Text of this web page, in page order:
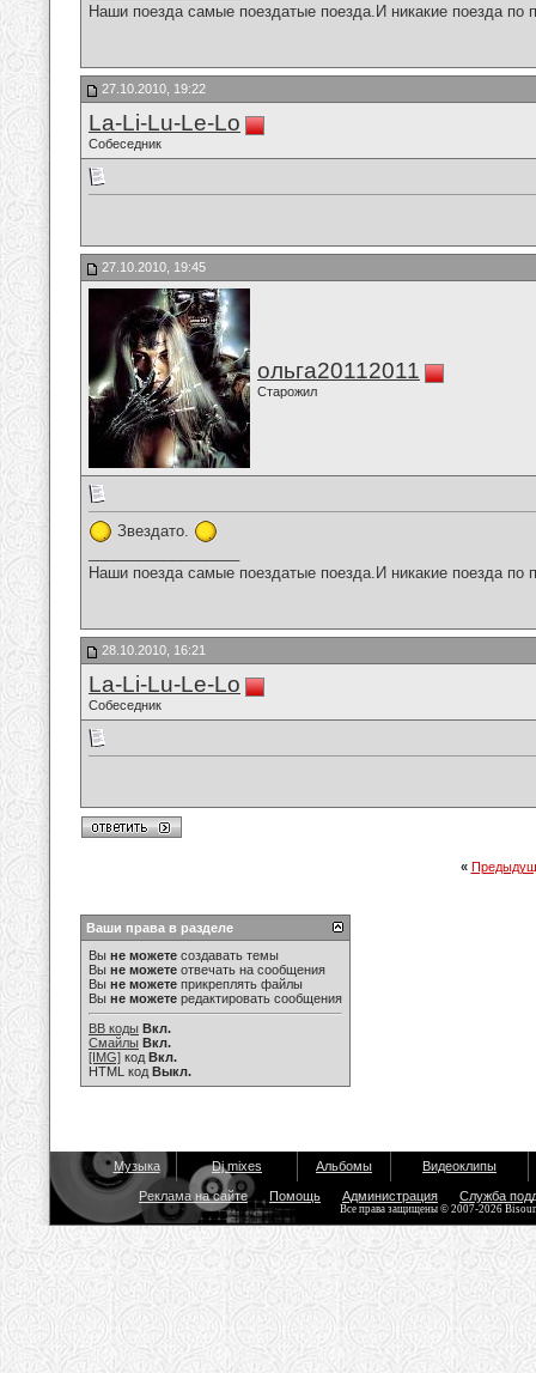
Наши поезда самые поездатые поезда.И никакие поезда по
27.10.2010, 19:22
La-Li-Lu-Le-Lo
Собеседник
27.10.2010, 19:45
ольга20112011
Старожил
Звездато.
Наши поезда самые поездатые поезда.И никакие поезда по
28.10.2010, 16:21
La-Li-Lu-Le-Lo
Собеседник
«
Ваши права в разделе
Вы не можете создавать темы
Вы не можете отвечать на сообщения
Вы не можете прикреплять файлы
Вы не можете редактировать сообщения
BB коды Вкл.
Смайлы Вкл.
[IMG] код Вкл.
HTML код Выкл.
Музыка Dj mixes Альбомы Видеоклипы
Реклама на сайте Помощь Администрация Служба
Все права защищены © 2007-2026